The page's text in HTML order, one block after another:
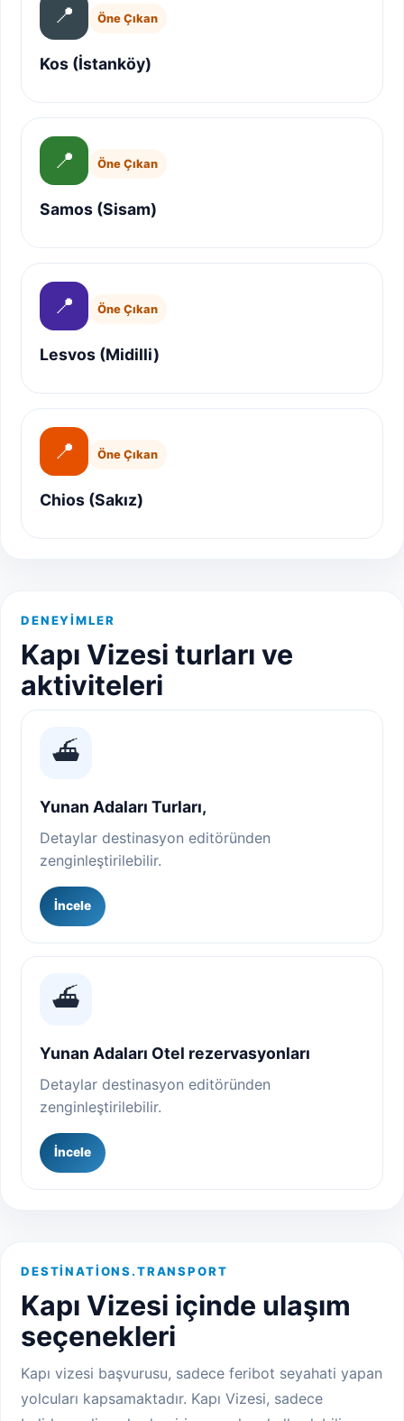
📍 Öne Çıkan
Kos (İstanköy)
📍 Öne Çıkan
Samos (Sisam)
📍 Öne Çıkan
Lesvos (Midilli)
📍 Öne Çıkan
Chios (Sakız)
DENEYIMLER
Kapı Vizesi turları ve
aktiviteleri
⛴️
Yunan Adaları Turları,
Detaylar destinasyon editöründen
zenginleştirilebilir.
İncele
⛴️
Yunan Adaları Otel rezervasyonları
Detaylar destinasyon editöründen
zenginleştirilebilir.
İncele
DESTINATIONS.TRANSPORT
Kapı Vizesi içinde ulaşım
seçenekleri
Kapı vizesi başvurusu, sadece feribot seyahati yapan
yolcuları kapsamaktadır. Kapı Vizesi, sadece